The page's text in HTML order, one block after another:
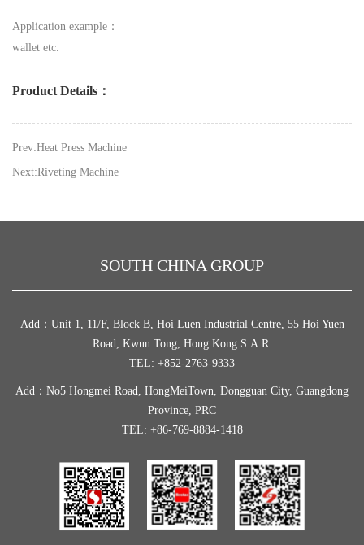
Application example：
wallet etc.
Product Details：
Prev:Heat Press Machine
Next:Riveting Machine
SOUTH CHINA GROUP
Add：Unit 1, 11/F, Block B, Hoi Luen Industrial Centre, 55 Hoi Yuen
Road, Kwun Tong, Hong Kong S.A.R.
TEL: +852-2763-9333
Add：No5 Hongmei Road, HongMeiTown, Dongguan City, Guangdong
Province, PRC
TEL: +86-769-8884-1418